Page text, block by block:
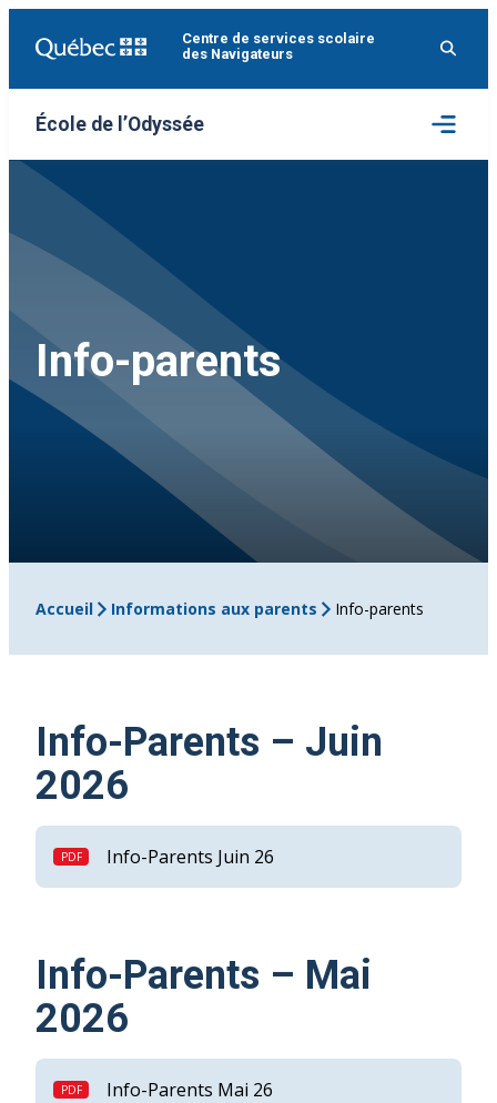
Centre de services scolaire
des Navigateurs
École de l’Odyssée
Ouvrir
le
menu
Info-parents
Accueil Informations aux parents Info-parents
Info-Parents – Juin
2026
Info-Parents Juin 26
Info-Parents – Mai
2026
Info-Parents Mai 26